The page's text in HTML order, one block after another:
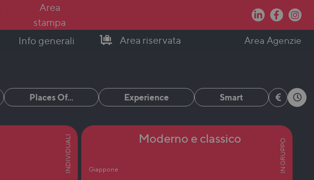
Area
stampa
Info generali Area riservata Area Agenzie
Places Of... Experience Smart
INDIVIDUALI Giappone
Moderno e classico IN GRUPPO